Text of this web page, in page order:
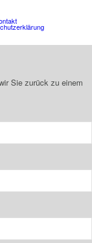
Sie zurück zu einem